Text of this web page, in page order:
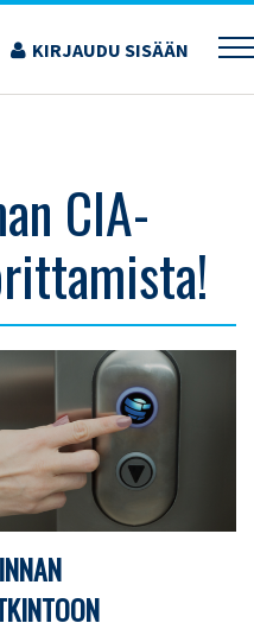
KIRJAUDU SISÄÄN
SUORITTAMISTA!
CIA-